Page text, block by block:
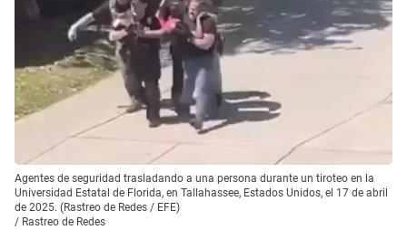
Agentes de seguridad trasladando a una persona durante un tiroteo en la
Universidad Estatal de Florida, en Tallahassee, Estados Unidos, el 17 de abril
de 2025. (Rastreo de Redes / EFE)
/ Rastreo de Redes